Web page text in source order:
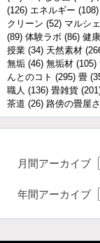
(126) エネルギー (108)
クリーン (52) マルシェ
(89) 体験ラボ (86) 健康
授業 (34) 天然素材
無垢 (46) 無垢材 (105)
んとのコト (295) 畳
職人 (136) 畳雑貨
茶道 (26) 路傍の畳屋
月間アーカイブ
年間アーカイブ